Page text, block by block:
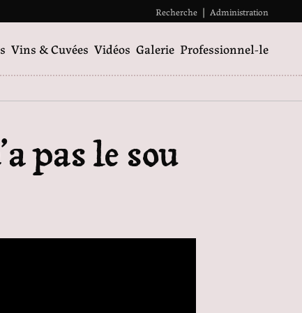
Recherche | Administration
Vins & Cuvées Vidéos Galerie Professionnel-le
pas le sou